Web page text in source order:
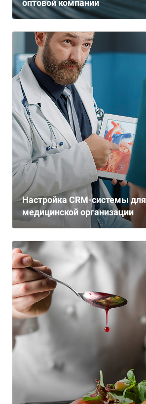
оптовой компании
Настройка CRM-системы для
медицинской организации